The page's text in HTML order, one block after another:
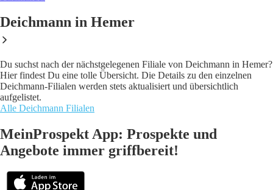
Deichmann in Hemer
Du suchst nach der nächstgelegenen Filiale von Deichmann in Hemer?
Hier findest Du eine tolle Übersicht. Die Details zu den einzelnen
Deichmann-Filialen werden stets aktualisiert und übersichtlich
aufgelistet.
Alle Deichmann Filialen
MeinProspekt App: Prospekte und
Angebote immer griffbereit!